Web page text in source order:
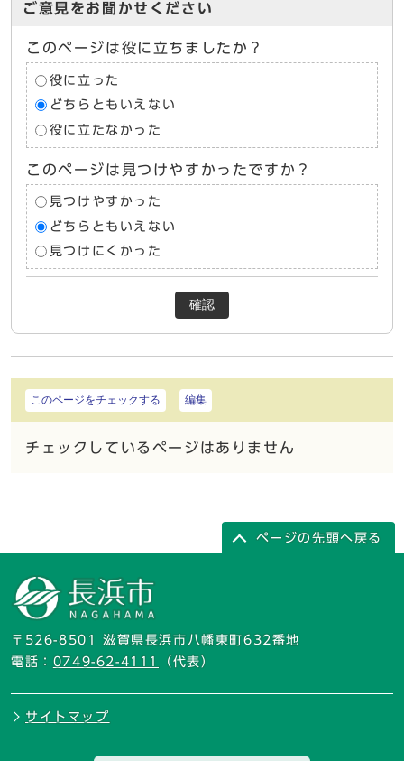
ご意見をお聞かせください
このページは役に立ちましたか？
役に立った
どちらともいえない
役に立たなかった
このページは見つけやすかったですか？
見つけやすかった
どちらともいえない
見つけにくかった
確認
このページをチェックする 編集
チェックしているページはありません
ページの先頭へ戻る
〒526-8501 滋賀県長浜市八幡東町632番地
電話： 0749-62-4111 （代表）
サイトマップ